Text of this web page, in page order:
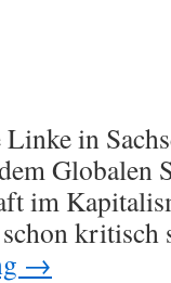
in
Globalen
im
kritisch
→